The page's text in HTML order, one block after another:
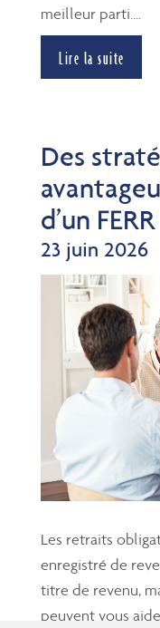
meilleur parti....
Lire la suite
Des
d’un FERR
23 juin 2026
Les retraits
enregistré de
titre de revenu,
peuvent vous